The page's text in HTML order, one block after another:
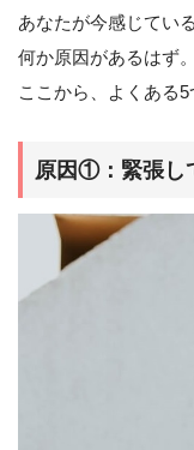
あなたが今感じてい
何か原因があるはず。
ここから、よくある5
原因①：緊張し